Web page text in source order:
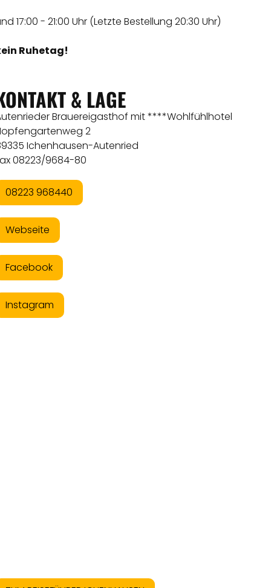
17:00 - 21:00 Uhr (Letzte Bestellung 20:30 Uhr)
Ruhetag!
& LAGE
Brauereigasthof mit ****Wohlfühlhotel
2
Ichenhausen-Autenried
08223/9684-80
08223 968440
Webseite
Facebook
Instagram